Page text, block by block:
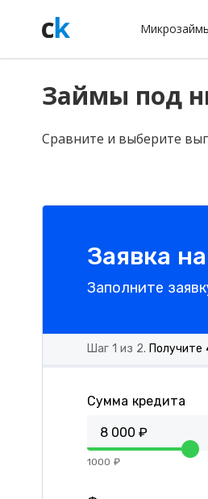
Займы под
Сравните и выберите